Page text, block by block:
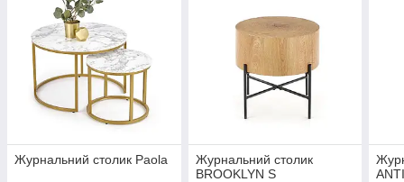
Журнальний столик Paola
Журнальний столик
BROOKLYN S